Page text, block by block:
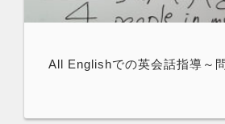
All Englishでの英会話指導～